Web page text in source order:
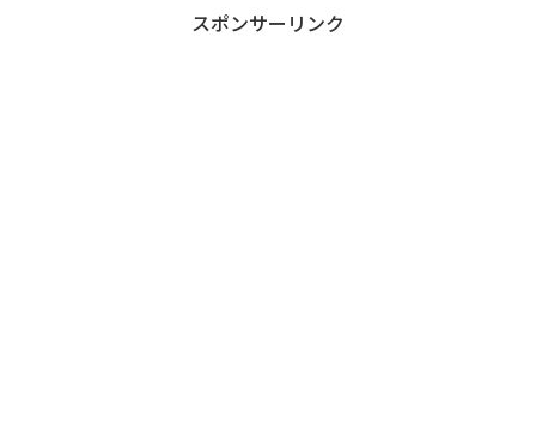
スポンサーリンク